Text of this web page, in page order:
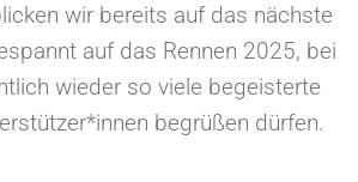
wir bereits auf das nächste
auf das Rennen 2025, bei
wieder so viele begeisterte
begrüßen dürfen.